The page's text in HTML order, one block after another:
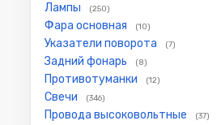
Лампы (250)
Фара основная (10)
Указатели поворота (7)
Задний фонарь (8)
Противотуманки (12)
Свечи (346)
Провода высоковольтные (37)